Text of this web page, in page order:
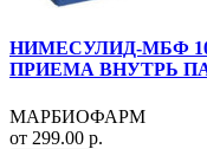
НИМЕСУЛИД-МБФ
ПРИЕМА ВНУТРЬ
МАРБИОФАРМ
от 299.00 р.